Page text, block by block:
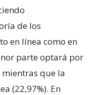
de los
en línea como en
parte optará por
que la
(22,97%). En